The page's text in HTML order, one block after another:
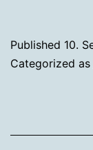
Published 10.
Categorized as